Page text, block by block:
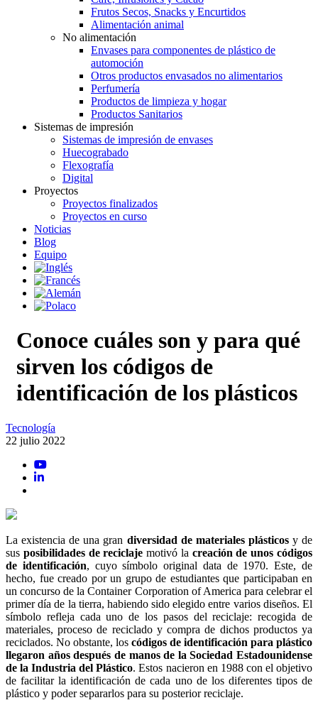
Frutos Secos, Snacks y Encurtidos
Alimentación animal
No alimentación
Envases para componentes de plástico de
automoción
Otros productos envasados no alimentarios
Perfumería
Productos de limpieza y hogar
Productos Sanitarios
Sistemas de impresión
Sistemas de impresión de envases
Huecograbado
Flexografía
Digital
Proyectos
Proyectos finalizados
Proyectos en curso
Noticias
Blog
Equipo
Conoce cuáles son y para qué
sirven los códigos de
identificación de los plásticos
Tecnología
22 julio 2022
La existencia de una gran diversidad de materiales plásticosy de
sus posibilidades de reciclaje motivó la creación de unos códigos
de identificación, cuyo símbolo original data de 1970. Este, de
hecho, fue creado por un grupo de estudiantes que participaban en
un concurso de la Container Corporation of America para celebrar el
primer día de la tierra, habiendo sido elegido entre varios diseños. El
símbolo refleja cada uno de los pasos del reciclaje: recogida de
materiales, proceso de reciclado y compra de dichos productos ya
reciclados. No obstante, los códigos de identificación para plástico
llegaron años después de manos de la Sociedad Estadounidense
de la Industria del Plástico. Estos nacieron en 1988 con el objetivo
de facilitar la identificación de cada uno de los diferentes tipos de
plástico y poder separarlos para su posterior reciclaje.